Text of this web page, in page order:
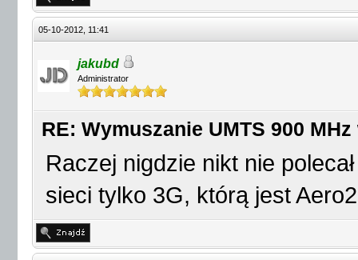
05-10-2012, 11:41
jakubd
Administrator
RE: Wymuszanie UMTS 900
Raczej nigdzie nikt nie
sieci tylko 3G, którą jest